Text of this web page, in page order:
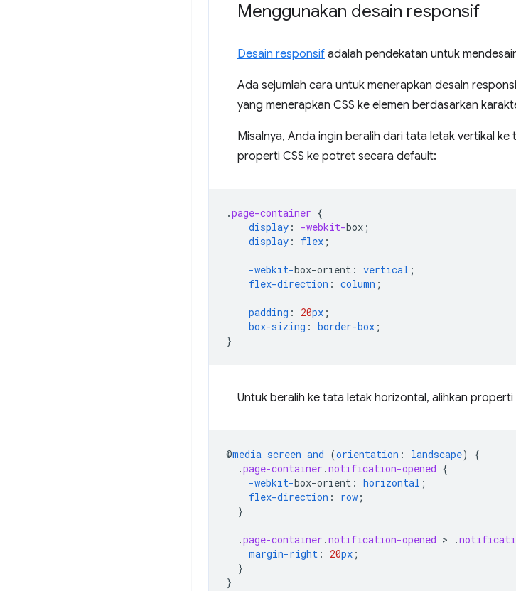
Menggunakan desain responsif
Desain responsif adalah pendekatan untuk
Ada sejumlah cara untuk menerapkan desain
yang menerapkan CSS ke elemen berdasarkan
Misalnya, Anda ingin beralih dari tata letak vertikal
properti CSS ke potret secara default:
.page-container {
display : -webkit-box ;
display : flex ;
-webkit-box-orient : vertical ;
flex-direction : column ;
padding : 20px ;
box-sizing : border-box ;
}
Untuk beralih ke tata letak horizontal, alihkan
@media screen and (orientation : landscape)
{
.page-container .notification-opened {
-webkit-box-orient : horizontal ;
flex-direction : row ;
}
.page-container .notification-opened > .
margin-right : 20px ;
}
}